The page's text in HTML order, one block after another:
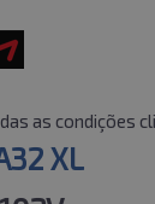
as condições
XL